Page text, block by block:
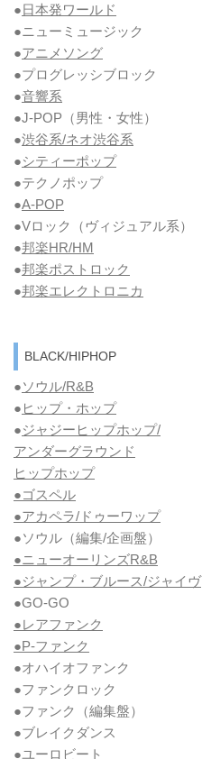
●日本発ワールド
●ニューミュージック
●アニメソング
●プログレッシブロック
●音響系
●J-POP（男性・女性）
●渋谷系/ネオ渋谷系
●シティーポップ
●テクノポップ
●A-POP
●Vロック
（ヴィジュアル系）
●邦楽HR/HM
●邦楽ポストロック
●邦楽エレクトロニカ
BLACK/HIPHOP
●ソウル/R&B
● ヒップ・ホップ
●ジャジーヒップホップ/
アンダーグラウンド
ヒップホップ
●ゴスペル
●アカペラ/ドゥーワップ
●ソウル （編集/企画盤）
●ニューオーリンズR&B
●ジャンプ・ブルース/ジャイヴ
●GO-GO
●レアファンク
●P-ファンク
●オハイオファンク
●ファンクロック
●ファンク
（編集盤）
●ブレイクダンス
●ユーロビート